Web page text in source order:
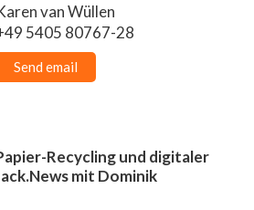
van Wüllen
5405 80767-28
Send email
Recycling und digitaler
mit Dominik